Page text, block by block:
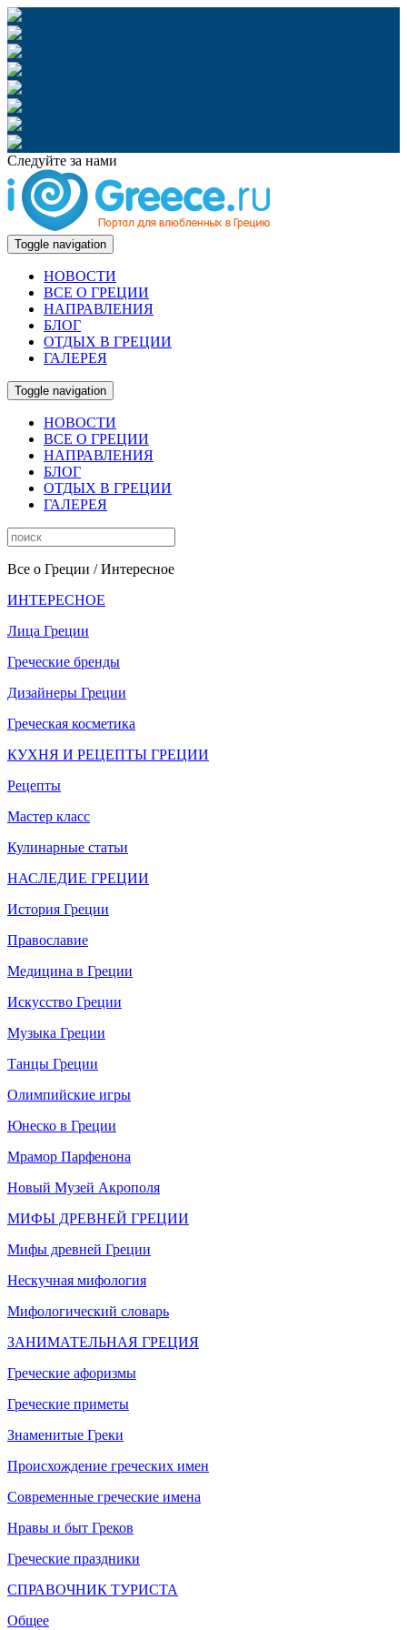
Следуйте за нами
Toggle navigation
НОВОСТИ
ВСЕ О ГРЕЦИИ
НАПРАВЛЕНИЯ
БЛОГ
ОТДЫХ В ГРЕЦИИ
ГАЛЕРЕЯ
Toggle navigation
НОВОСТИ
ВСЕ О ГРЕЦИИ
НАПРАВЛЕНИЯ
БЛОГ
ОТДЫХ В ГРЕЦИИ
ГАЛЕРЕЯ
Все о Греции / Интересное
ИНТЕРЕСНОЕ
Лица Греции
Греческие бренды
Дизайнеры Греции
Греческая косметика
КУХНЯ И РЕЦЕПТЫ ГРЕЦИИ
Рецепты
Мастер класс
Кулинарные статьи
НАСЛЕДИЕ ГРЕЦИИ
История Греции
Православие
Медицина в Греции
Искусство Греции
Музыка Греции
Танцы Греции
Олимпийские игры
Юнеско в Греции
Мрамор Парфенона
Новый Музей Акрополя
МИФЫ ДРЕВНЕЙ ГРЕЦИИ
Мифы древней Греции
Нескучная мифология
Мифологический словарь
ЗАНИМАТЕЛЬНАЯ ГРЕЦИЯ
Греческие афоризмы
Греческие приметы
Знаменитые Греки
Происхождение греческих имен
Современные греческие имена
Нравы и быт Греков
Греческие праздники
СПРАВОЧНИК ТУРИСТА
Общее